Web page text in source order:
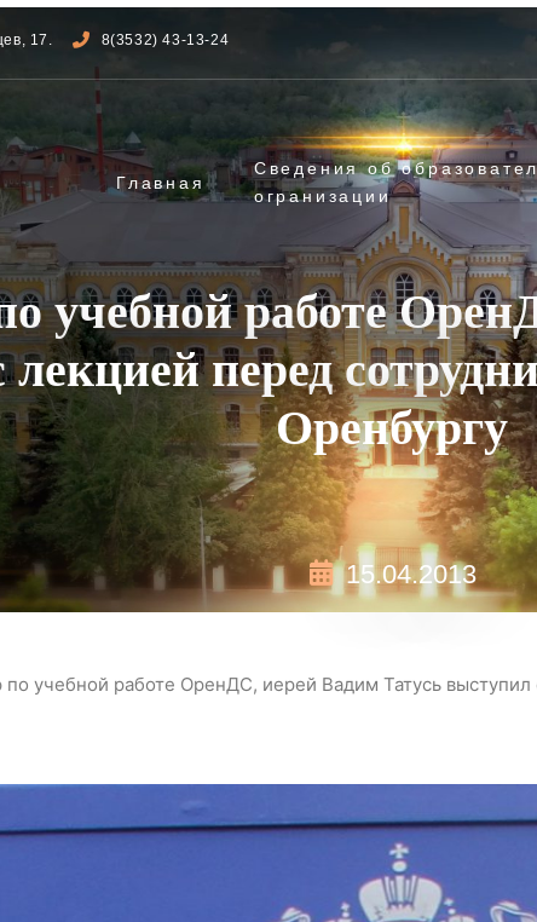
17. 8(3532) 43-13-24
Главная
Сведения об
огранизации
учебной работе
лекцией перед
Оренбургу
15.04.2013
по учебной работе ОренДС, иерей Вадим Татусь